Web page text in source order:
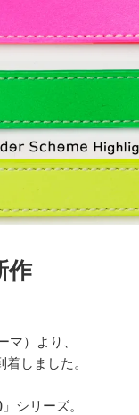
作
）より、
しました。
シリーズ。